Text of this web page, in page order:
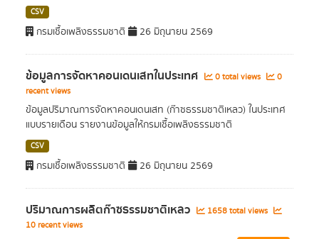
CSV
กรมเชื้อเพลิงธรรมชาติ 26 มิถุนายน 2569
ข้อมูลการจัดหาคอนเดนเสทในประเทศ 0 total views
0
recent views
ข้อมูลปริมาณการจัดหาคอนเดนเสท (ก๊าซธรรมชาติเหลว) ในประเทศ
แบบรายเดือน รายงานข้อมูลให้กรมเชื้อเพลิงธรรมชาติ
CSV
กรมเชื้อเพลิงธรรมชาติ 26 มิถุนายน 2569
ปริมาณการผลิตก๊าซธรรมชาติเหลว
1658 total views
10 recent views